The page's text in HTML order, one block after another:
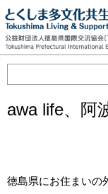
awa life、阿
徳島県にお住まいの